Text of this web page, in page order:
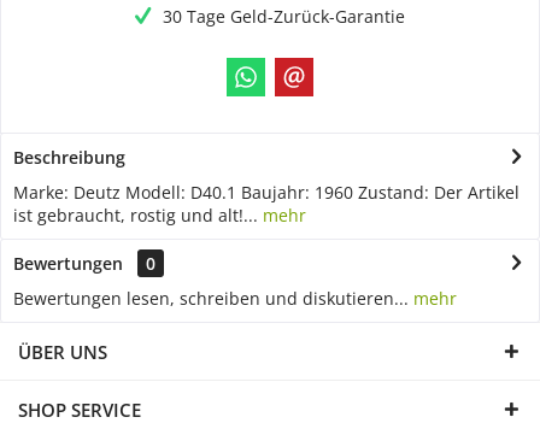
30 Tage Geld-Zurück-Garantie
Beschreibung
Marke: Deutz Modell: D40.1 Baujahr: 1960 Zustand: Der Artikel
ist gebraucht, rostig und alt!... mehr
Bewertungen
0
Bewertungen lesen, schreiben und diskutieren... mehr
ÜBER UNS
SHOP SERVICE